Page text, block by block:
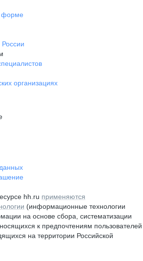
форме
России
организациях
hh.ru применяются
(информационные технологии
на основе сбора, систематизации
к предпочтениям пользователей
на территории Российской